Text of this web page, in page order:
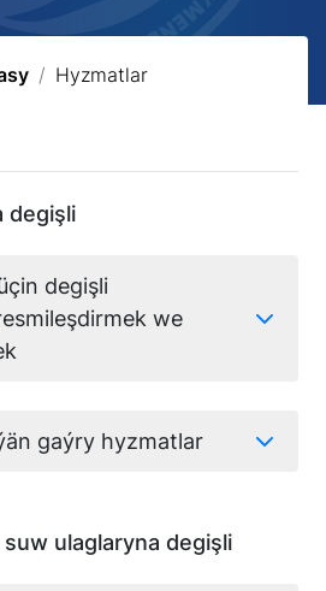
Hyzmatlar
degişli
degişli
we
gaýry hyzmatlar
ulaglaryna degişli